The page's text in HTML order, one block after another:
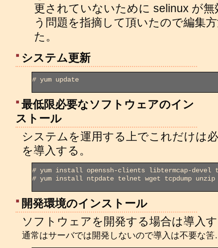
更されていないために selinux が
う問題を指摘して頂いたので編集
た。
システム更新
# yum update
最低限必要なソフトウェアのイン
ストール
システムを運用する上でこれだけは
を導入する。
#
# yum install ntpdate telnet wget tcpdump
開発環境のインストール
ソフトウェアを開発する場合は導入
通常はサーバでは開発しないので導入は不要な